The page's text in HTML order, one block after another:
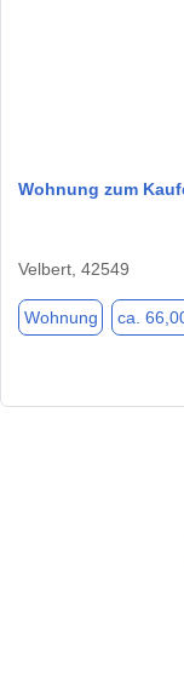
Wohnung zum
Velbert, 42549
Wohnung ca.